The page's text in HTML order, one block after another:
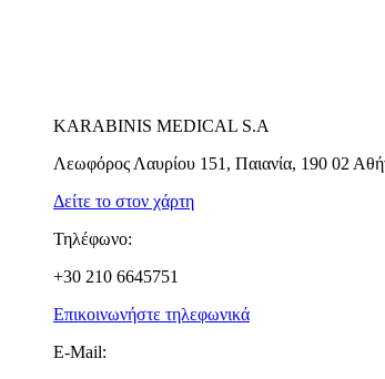
KARABINIS MEDICAL S.A
Λεωφόρος Λαυρίου 151, Παιανία, 190 02
Δείτε το στον χάρτη
Τηλέφωνο:
+30 210 6645751
Επικοινωνήστε τηλεφωνικά
E-Mail: